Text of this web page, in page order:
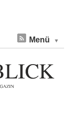
Menü